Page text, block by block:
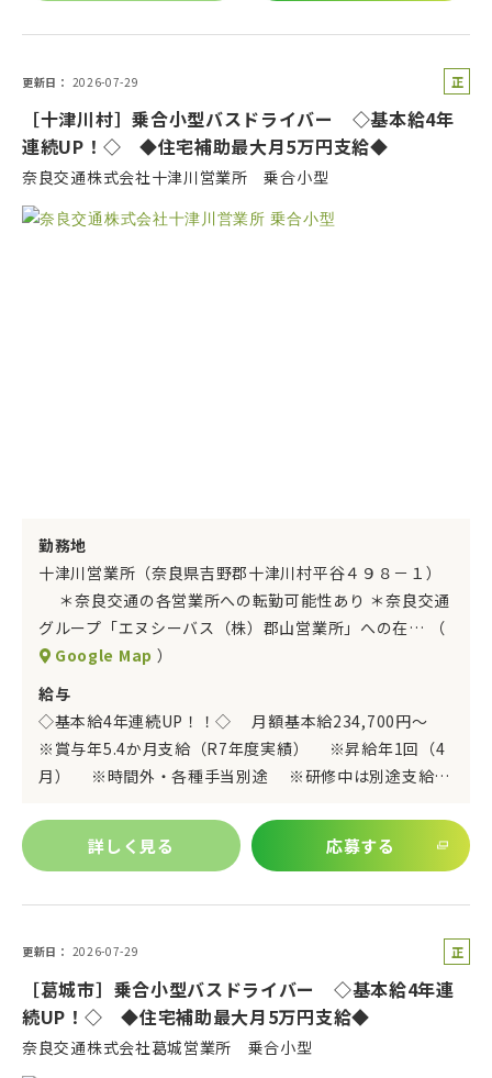
更新日 2026-07-29
正
員
［十津川村］乗合小型バスドライバー ◇基本給4年
連続UP！◇ ◆住宅補助最大月5万円支給◆
奈良交通株式会社十津川営業所 乗合小型
勤務地
十津川営業所（奈良県吉野郡十津川村平谷４９８－１）
＊奈良交通の各営業所への転勤可能性あり ＊奈良交通
グループ「エヌシーバス（株）郡山営業所」への在… （
Google Map ）
給与
◇基本給4年連続UP！！◇ 月額基本給234,700円～
※賞与年5.4か月支給（R7年度実績） ※昇給年1回（4
月） ※時間外・各種手当別途 ※研修中は別途支給…
詳しく見る 応募する
更新日 2026-07-29
正
員
［葛城市］乗合小型バスドライバー ◇基本給4年連
続UP！◇ ◆住宅補助最大月5万円支給◆
奈良交通株式会社葛城営業所 乗合小型